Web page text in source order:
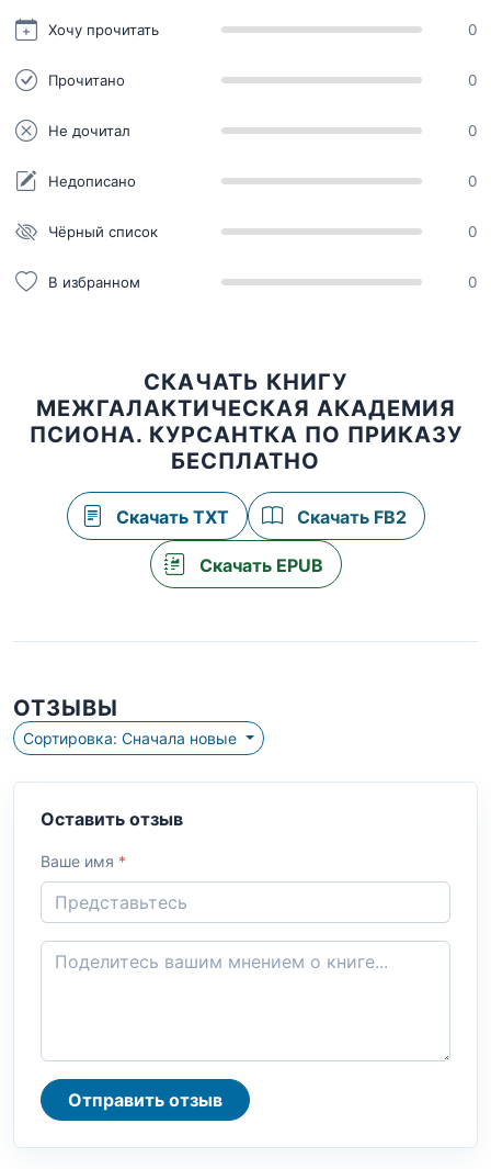
Хочу прочитать 0
Прочитано 0
Не дочитал 0
Недописано 0
Чёрный список 0
В избранном 0
СКАЧАТЬ КНИГУ
МЕЖГАЛАКТИЧЕСКАЯ АКАДЕМИЯ
ПСИОНА. КУРСАНТКА ПО ПРИКАЗУ
БЕСПЛАТНО
Скачать TXT Скачать FB2
Скачать EPUB
ОТЗЫВЫ
Сортировка: Сначала новые
Оставить отзыв
Ваше имя *
Отправить отзыв